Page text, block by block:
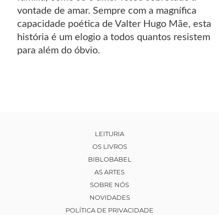
vontade de amar. Sempre com a magnífica
capacidade poética de Valter Hugo Mãe, esta
história é um elogio a todos quantos resistem
para além do óbvio.
LEITURIA
OS LIVROS
BIBLOBABEL
AS ARTES
SOBRE NÓS
NOVIDADES
POLÍTICA DE PRIVACIDADE